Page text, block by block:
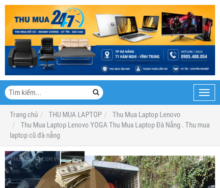
Trang chủ
THU MUA LAPTOP
Thu Mua Laptop Lenovo
Thu Mua Laptop Lenovo YOGA Thu Mua Laptop Đà Nẵng . Thu mua
laptop cũ đà nẵng